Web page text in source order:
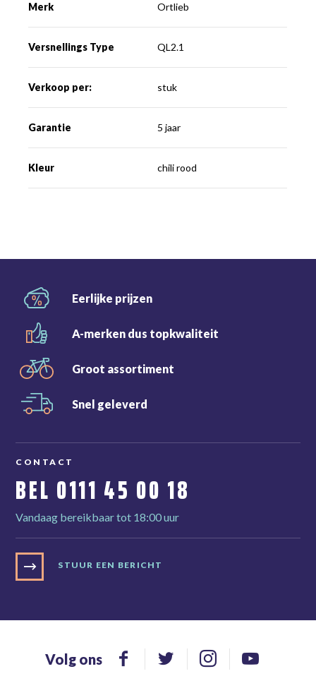
Merk Ortlieb
Versnellings Type QL2.1
Verkoop per: stuk
Garantie 5 jaar
Kleur chili rood
Eerlijke prijzen
A-merken dus topkwaliteit
Groot assortiment
Snel geleverd
CONTACT
BEL 0111 45 00 18
Vandaag bereikbaar tot 18:00 uur
STUUR EEN BERICHT
Volg ons